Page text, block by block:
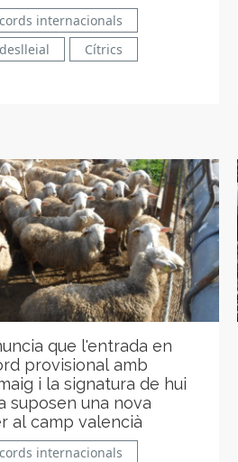
internacionals
Cítrics
que l'entrada en
provisional amb
i la signatura de hui
suposen una nova
al camp valencià
internacionals